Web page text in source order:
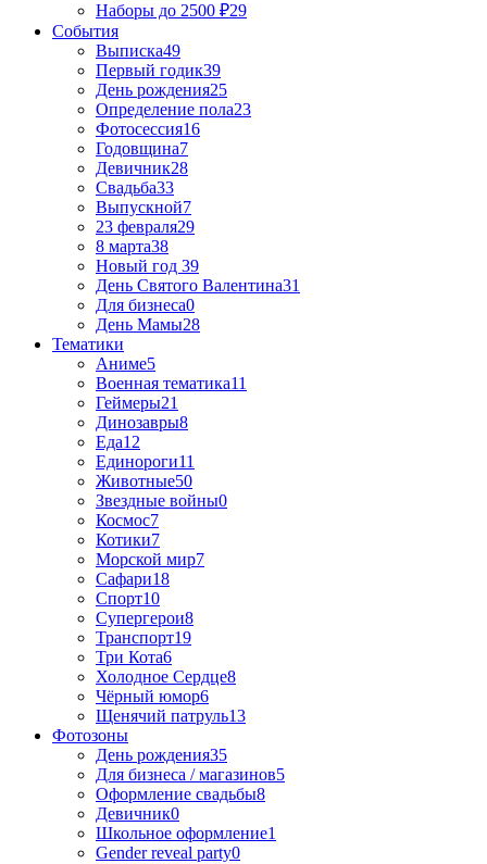
Наборы до 2500 ₽29
События
Выписка49
Первый годик39
День рождения25
Определение пола23
Фотосессия16
Годовщина7
Девичник28
Свадьба33
Выпускной7
23 февраля29
8 марта38
Новый год 39
День Святого Валентина31
Для бизнеса0
День Мамы28
Тематики
Аниме5
Военная тематика11
Геймеры21
Динозавры8
Еда12
Единороги11
Животные50
Звездные войны0
Космос7
Котики7
Морской мир7
Сафари18
Спорт10
Супергерои8
Транспорт19
Три Кота6
Холодное Сердце8
Чёрный юмор6
Щенячий патруль13
Фотозоны
День рождения35
Для бизнеса / магазинов5
Оформление свадьбы8
Девичник0
Школьное оформление1
Gender reveal party0